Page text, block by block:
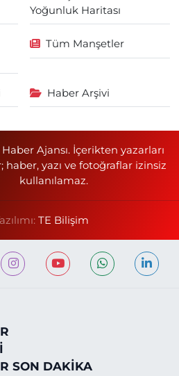
Yoğunluk Haritası
Tüm Manşetler
Haber Arşivi
Ajansı. İçerikten yazarları
yazı ve fotoğraflar izinsiz
kullanılamaz.
TE Bilişim
SON DAKİKA